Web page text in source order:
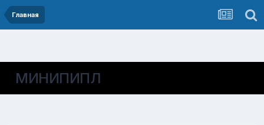
Главная
МИНИПИПЛ